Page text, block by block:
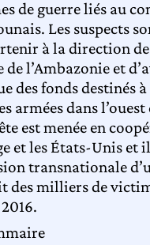
de guerre liés au
Les suspects
à la direction
de l’Ambazonie et
des fonds destinés
armées dans
est menée en
et les États-Unis et
transnationale
des milliers de